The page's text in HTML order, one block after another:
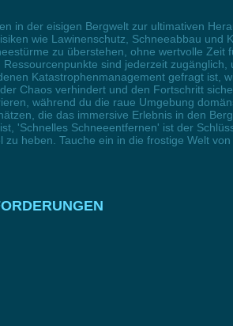
in der eisigen Bergwelt zur ultimativen
wie Lawinenschutz, Schneeabbau
zu überstehen, ohne wertvolle
sind jederzeit
Katastrophenmanagement gefragt ist,
Chaos verhindert und den Fortschritt
während du die raue Umgebung
die das immersive Erlebnis in den
'Schnelles Schneeentfernen' ist der
heben. Tauche ein in die frostige Welt